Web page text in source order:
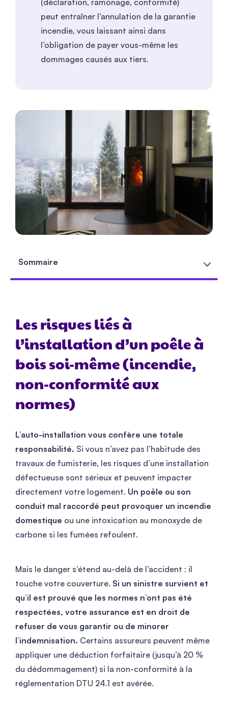
(déclaration, ramonage, conformité)
peut entraîner l’annulation de la garantie
incendie, vous laissant ainsi dans
l’obligation de payer vous-même les
dommages causés aux tiers.
Sommaire
Les risques liés à
l’installation d’un poêle à
bois soi-même (incendie,
non-conformité aux
normes)
L’auto-installation vous confère une totale
responsabilité. Si vous n’avez pas l’habitude des
travaux de fumisterie, les risques d’une installation
défectueuse sont sérieux et peuvent impacter
directement votre logement. Un poêle ou son
conduit mal raccordé peut provoquer un incendie
domestique ou une intoxication au monoxyde de
carbone si les fumées refoulent.
Mais le danger s’étend au-delà de l’accident : il
touche votre couverture. Si un sinistre survient et
qu’il est prouvé que les normes n’ont pas été
respectées, votre assurance est en droit de
refuser de vous garantir ou de minorer
l’indemnisation. Certains assureurs peuvent même
appliquer une déduction forfaitaire (jusqu’à 20 %
du dédommagement) si la non-conformité à la
réglementation DTU 24.1 est avérée.